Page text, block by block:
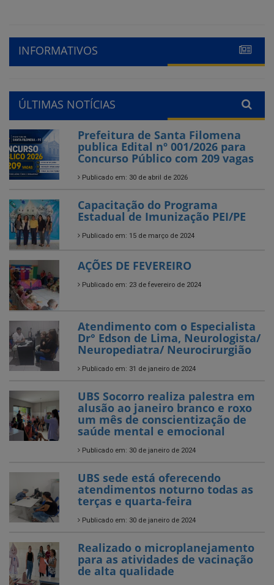
INFORMATIVOS
ÚLTIMAS NOTÍCIAS
Prefeitura de Santa Filomena
publica Edital nº 001/2026 para
Concurso Público com 209 vagas
Publicado em: 30 de abril de 2026
Capacitação do Programa
Estadual de Imunização PEI/PE
Publicado em: 15 de março de 2024
AÇÕES DE FEVEREIRO
Publicado em: 23 de fevereiro de 2024
Atendimento com o Especialista
Dr° Edson de Lima, Neurologista/
Neuropediatra/ Neurocirurgião
Publicado em: 31 de janeiro de 2024
UBS Socorro realiza palestra em
alusão ao janeiro branco e roxo
um mês de conscientização de
saúde mental e emocional
Publicado em: 30 de janeiro de 2024
UBS sede está oferecendo
atendimentos noturno todas as
terças e quarta-feira
Publicado em: 30 de janeiro de 2024
Realizado o microplanejamento
para as atividades de vacinação
de alta qualidade